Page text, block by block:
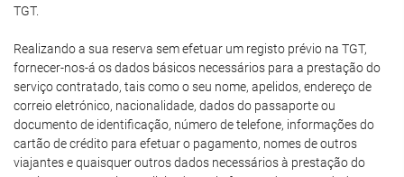
TGT.
Realizando a sua reserva sem efetuar um registo prévio na TGT,
fornecer-nos-á os dados básicos necessários para a prestação do
serviço contratado, tais como o seu nome, apelidos, endereço de
correio eletrónico, nacionalidade, dados do passaporte ou
documento de identificação, número de telefone, informações do
cartão de crédito para efetuar o pagamento, nomes de outros
viajantes e quaisquer outros dados necessários à prestação do